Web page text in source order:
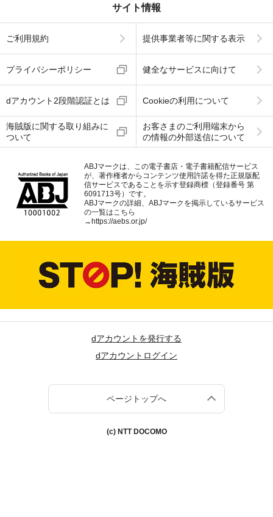
サイト情報
ご利用規約 提供事業者等に関する表示
プライバシーポリシー 健全なサービスに向けて
dアカウント2段階認証とは Cookieの利用について
海賊版に関する取り組みに
ついて
お客さまのご利用端末から
の情報の外部送信について
ABJマークは、この電子書店・電子書籍配信サービス
が、著作権者からコンテンツ使用許諾を得た正規版配
信サービスであることを示す登録商標（登録番号 第
6091713号）です。
ABJマークの詳細、ABJマークを掲示しているサービス
の一覧はこちら
→ https://aebs.or.jp/
dアカウントを発行する
dアカウントログイン
ページトップへ
(c) NTT DOCOMO